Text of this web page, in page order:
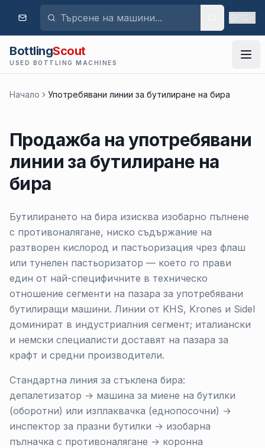
BottlingScout
USED BOTTLING MACHINES
Начало Употребявани линии за бутилиране на бира
Продажба на употребявани
линии за бутилиране на
бира
Бутилирането на бира изисква изобарно пълнене
с противоналягане, ниско съдържание на
разтворен кислород и пастьоризация чрез флаш
или тунелен пастьоризатор — което го прави
един от най-специфичните в техническо
отношение сегменти на пазара за употребявани
бутилиращи машини. Линии от KHS, Krones и Sidel
доминират в индустриалния сегмент; италиански
и немски специалисти доставят на пазара за
крафт и средни производители.
Стандартна линия за стъклена бира:
депалетизатор → машина за миене на бутилки
(оборотни) или изплаквачка (еднопосочни) →
инспектор за празни бутилки → изобарна
пълначка с противоналягане → коронна